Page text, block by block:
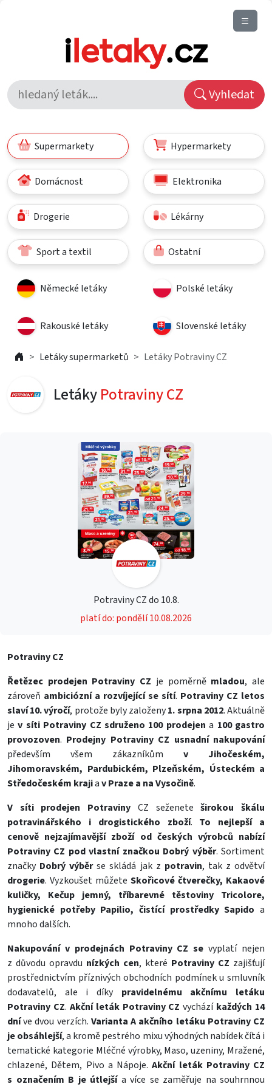
Vyhledat
Supermarkety Hypermarkety
Domácnost Elektronika
Drogerie Lékárny
Sport a textil Ostatní
Německé letáky Polské letáky
Rakouské letáky Slovenské letáky
Letáky supermarketů Letáky Potraviny CZ
LetákyPotraviny CZ
Potraviny CZ do 10.8.
platí do: pondělí 10.08.2026
Potraviny CZ
Řetězec prodejen Potraviny CZ je poměrně mladou, ale
zároveň ambiciózní a rozvíjející se sítí. Potraviny CZ letos
slaví 10. výročí, protože byly založeny1. srpna 2012. Aktuálně
jev síti Potraviny CZ sdruženo 100 prodejen a 100 gastro
provozoven. Prodejny Potraviny CZ usnadní nakupování
především všem zákazníkům v Jihočeském,
Jihomoravském, Pardubickém, Plzeňském, Ústeckém a
Středočeském krajiav Praze a na Vysočině.
V síti prodejen Potraviny CZ seženeteširokou škálu
potravinářského i drogistického zboží. To nejlepší a
cenově nejzajímavější zboží od českých výrobců nabízí
Potraviny CZ pod vlastní značkou Dobrý výběr. Sortiment
značky Dobrý výběrse skládá jak z potravin, tak z odvětví
drogerie. Vyzkoušet můžete Skořicové čtverečky, Kakaové
kuličky, Kečup jemný, tříbarevné těstoviny Tricolore,
hygienické potřeby Papilio, čistící prostředky Sapido a
mnoho dalších.
Nakupování v prodejnách Potraviny CZ sevyplatí nejen
z důvodu opravdu nízkých cen, které Potraviny CZ zajišťují
prostřednictvím příznivých obchodních podmínek u smluvník
dodavatelů, ale i díky pravidelnému akčnímu letáku
Potraviny CZ. Akční leták Potraviny CZ vychází každých 14
dníve dvou verzích. Varianta A akčního letáku Potraviny CZ
je obsáhlejší, a kromě pestrého mixu výhodných nabídek čítá i
tematické kategorie Mléčné výrobky, Maso, uzeniny, Mražené,
chlazené, Dětem, Pivo a Nápoje.Akční leták Potraviny CZ
s označením B je útlejšía více se zaměřuje na souhrnnou